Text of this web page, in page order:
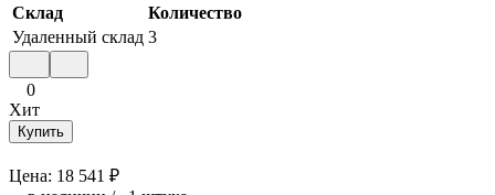
Склад
Количество
Удаленный склад 3
0
Хит
Купить
Цена: 18 541 ₽